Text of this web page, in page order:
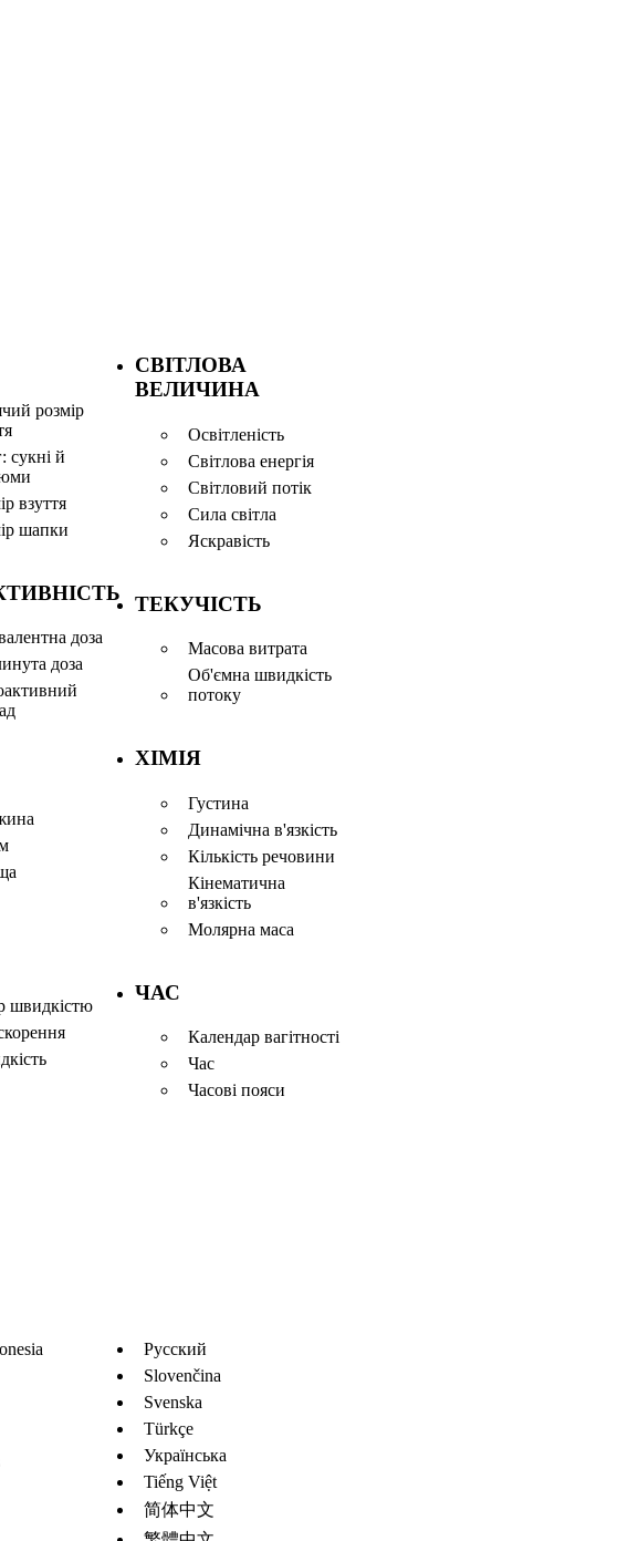
розмір
сукні й
взуття
шапки
доза
доза
швидкістю
СВІТЛОВА
ВЕЛИЧИНА
Освітленість
Світлова енергія
Світловий потік
Сила світла
Яскравість
ТЕКУЧІСТЬ
Масова витрата
Об'ємна швидкість
потоку
ХІМІЯ
Густина
Динамічна в'язкість
Кількість речовини
Кінематична
в'язкість
Молярна маса
ЧАС
Календар вагітності
Час
Часові пояси
Русский
Slovenčina
Svenska
Türkçe
Украïнська
Tiếng Việt
简体中文